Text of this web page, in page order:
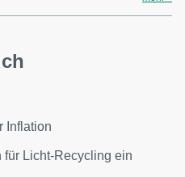
Inflation
für Licht-Recycling ein